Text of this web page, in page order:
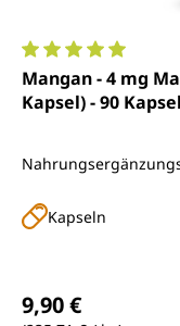
Durchschnittliche
Mangan - 4 mg
Kapsel) - 90
Kapseln
9,90 €